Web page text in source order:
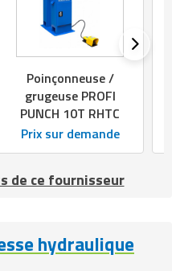
Poinçonneuse /
grugeuse PROFI
PUNCH 10T RHTC
Prix sur demande
de ce fournisseur
hydraulique